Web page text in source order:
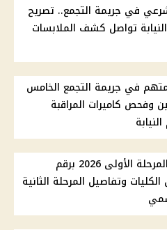
في جريمة التجمع.. تصريح
تواصل كشف الملابسات
في جريمة التجمع الخامس
وفحص كاميرات المراقبة
نتيجة تنسيق المرحلة الأولى 2026 برقم
وتفاصيل المرحلة الثانية